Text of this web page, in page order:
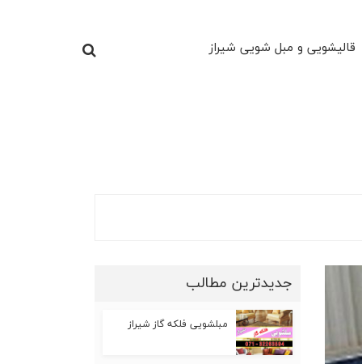
قالیشویی و مبل شویی شیراز
جدیدترین مطالب
مبلشویی فلکه گاز شیراز